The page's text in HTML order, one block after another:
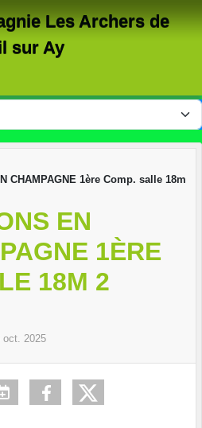
Les Archers de
sur Ay
CHAMPAGNE 1ère Comp. salle 18m
EN
1ÈRE
18M 2
oct. 2025